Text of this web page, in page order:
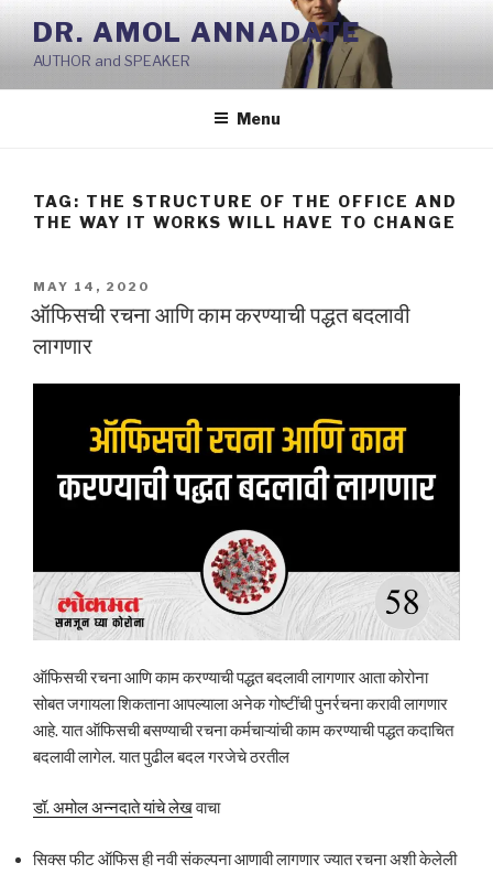
Skip
content
DR. AMOL ANNADATE
AUTHOR and SPEAKER
Menu
TAG: THE STRUCTURE OF THE OFFICE AND
THE WAY IT WORKS WILL HAVE TO CHANGE
POSTED
ON
MAY 14, 2020
ऑफिसची रचना आणि काम करण्याची पद्धत बदलावी
लागणार
ऑफिसची रचना आणि काम करण्याची पद्धत बदलावी लागणार आता कोरोना
सोबत जगायला शिकताना आपल्याला अनेक गोष्टींची पुनर्रचना करावी लागणार
आहे. यात ऑफिसची बसण्याची रचना कर्मचाऱ्यांची काम करण्याची पद्धत कदाचित
बदलावी लागेल. यात पुढील बदल गरजेचे ठरतील
डॉ. अमोल अन्नदाते यांचे लेखवाचा
सिक्स फीट ऑफिस ही नवी संकल्पना आणावी लागणार ज्यात रचना अशी केलेली